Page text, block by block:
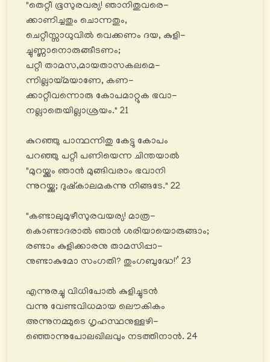
"തെറ്റീ ഭൂസുരവര്യ! ഞാനിതുവരെ-
ക്കാണിച്ചതും ചൊന്നതും,
ചെറ്റീസ്സാധുവിൽ വെക്കണം ദയ, കുളി-
ച്ചുണ്ണാനൊരുങ്ങീടണം;
പറ്റീ താമസ,മായതാസകലമെ-
ന്നില്ലായ്മയാണേ, കണ-
ക്കാറ്റീവന്നൊരു കോപമാറ്റുക ഭവാ-
നല്ലാതെയില്ലാശ്രയം." 21
കുറഞ്ഞു പാന്ഥന്നിതു കേട്ടു കോപം
പറഞ്ഞു പറ്റീ പണിയെന്ന ചിന്തയാൽ
"മുറയ്ക്കും ഞാൻ മുങ്ങിവരാം ഭവാനി
ന്നുറയ്ക്കു; ദുഷ്കാലമകന്നു നിങ്ങടേ." 22
"കണ്ടാലുമുഴീസുരവയര്യ! മാത്ര-
കൊണ്ടാദരാൽ ഞാൻ ശരിയായൊരുങ്ങാം;
രണ്ടാം കുളിക്കാരനു താമസിപ്പാ-
നുണ്ടാകുമോ സംഗതി? തുംഗബുദ്ധേ!'’ 23
എന്നുരച്ചു വിധിപോൽ കുളിച്ചുടൻ
വന്നു വേണ്ടവിധമായ ലൌകികം
അന്നുനമ്മുടെ ഗൃഹസ്ഥനുള്ളഴി-
ഞ്ഞൊന്നുപോലഖിലവും നടത്തിനാൻ. 24